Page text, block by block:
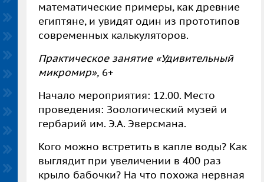
математические примеры, как древние
египтяне, и увидят один из прототипов
современных калькуляторов.
Практическое занятие «Удивительный
микромир», 6+
Начало мероприятия: 12.00. Место
проведения: Зоологический музей и
гербарий им. Э.А. Эверсмана.
Кого можно встретить в капле воды? Как
выглядит при увеличении в 400 раз
крыло бабочки? На что похожа нервная